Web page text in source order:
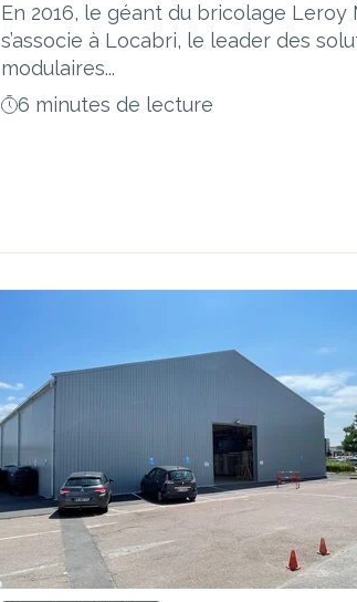
En 2016, le géant du bricolage Leroy
s’associe à Locabri, le leader des
modulaires...
6 minutes de lecture